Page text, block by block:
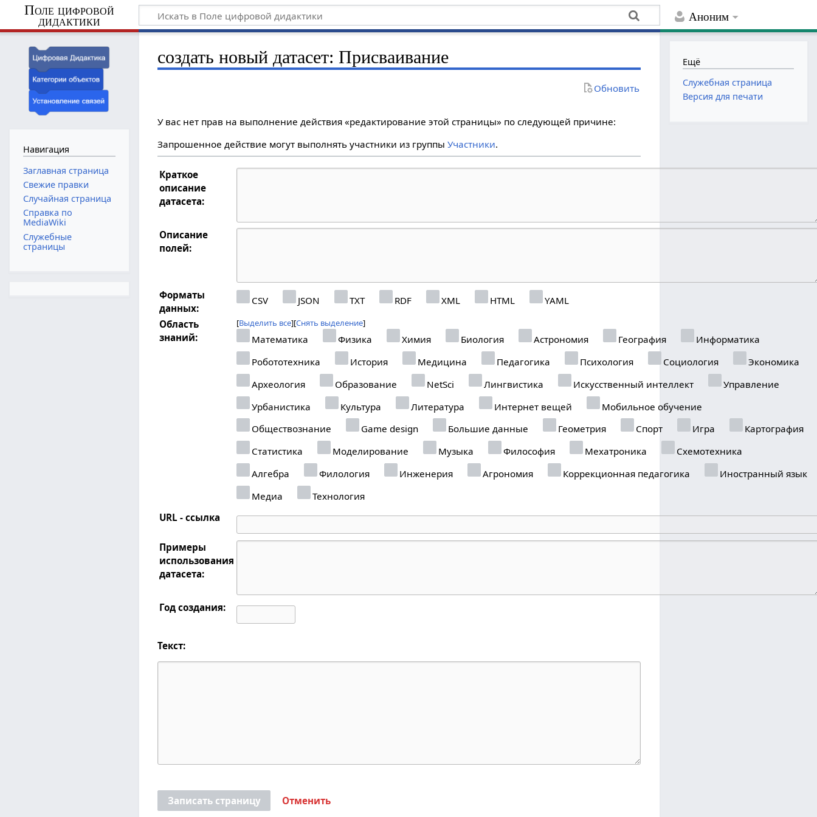
Аноним
Поле цифровой
дидактики
создать новый датасет: Присваивание
Обновить
У вас нет прав на выполнение действия «редактирование этой страницы» по следующей причине:
Запрошенное действие могут выполнять участники из группыУчастники.
Краткое
описание
датасета:
Описание
полей:
Форматы
данных:
CSV JSON TXT RDF XML HTML
YAML
Область
знаний:
Выделить все Снять выделение
Математика Физика Химия Биология Астрономия География
Информатика
Робототехника
История Медицина Педагогика Психология Социология
Экономика
Археология
Образование NetSci Лингвистика Искусственный интеллект
Управление
Урбанистика
Культура Литература Интернет вещей
Мобильное обучение
Обществознание
Game design Большие данные Геометрия Спорт Игра
Картография
Статистика
Моделирование Музыка Философия Мехатроника
Схемотехника
Алгебра
Филология Инженерия Агрономия Коррекционная педагогика
Иностранный язык
Медиа
Технология
URL - ссылка
Примеры
использования
датасета:
Год создания:
Текст:
Записать страницу Отменить
Навигация
Заглавная страница
Свежие правки
Случайная страница
Справка по
MediaWiki
Служебные
страницы
Ещё
Служебная страница
Версия для печати